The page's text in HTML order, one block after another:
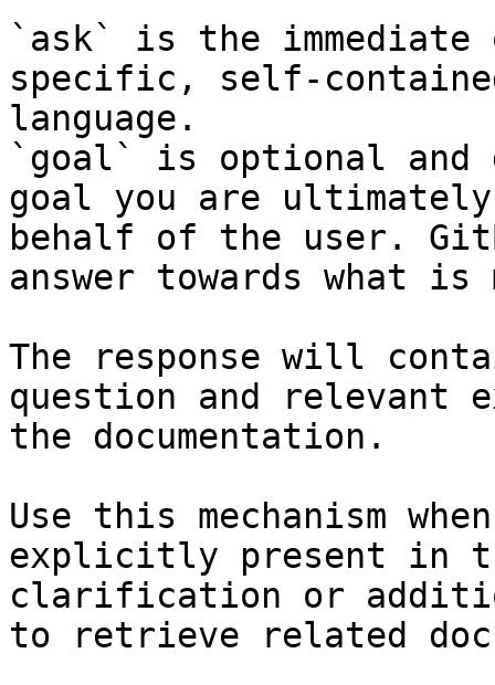
`ask` is the
specific, self-
language.
`goal` is optional and
goal you are
behalf of the user.
answer towards what
The response will
question and relevant
the documentation.
Use this mechanism
explicitly present in
clarification or